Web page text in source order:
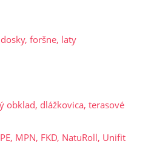
foršne, laty
obklad, dlážkovica, terasové
MPN, FKD, NatuRoll, Unifit